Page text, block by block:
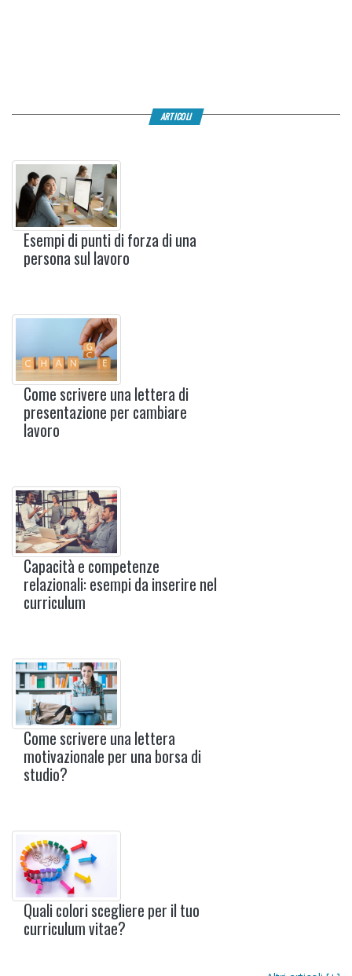
ARTICOLI
Esempi di punti di forza di una
persona sul lavoro
Come scrivere una lettera di
presentazione per cambiare
lavoro
Capacità e competenze
relazionali: esempi da inserire nel
curriculum
Come scrivere una lettera
motivazionale per una borsa di
studio?
Quali colori scegliere per il tuo
curriculum vitae?